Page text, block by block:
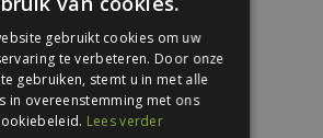
gebruikt cookies om uw
te verbeteren. Door onze
gebruiken, stemt u in met alle
in overeenstemming met ons
Lees verder